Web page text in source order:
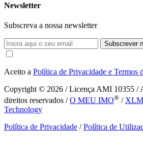
Newsletter
Subscreva a nossa newsletter
Subscrever
Aceito a Política de Privacidade e Termos
Copyright © 2026 / Licença AMI 10355 /
direitos reservados /O MEU IMO® /
Technology
Política de Privacidade /Política de